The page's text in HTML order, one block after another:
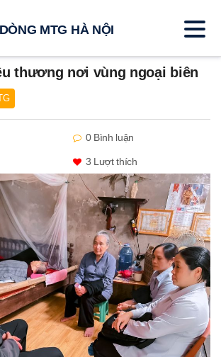
thương nơi vùng ngoại biên
0 Bình luận
3 Lượt thích
DÒNG MTG HÀ NỘI